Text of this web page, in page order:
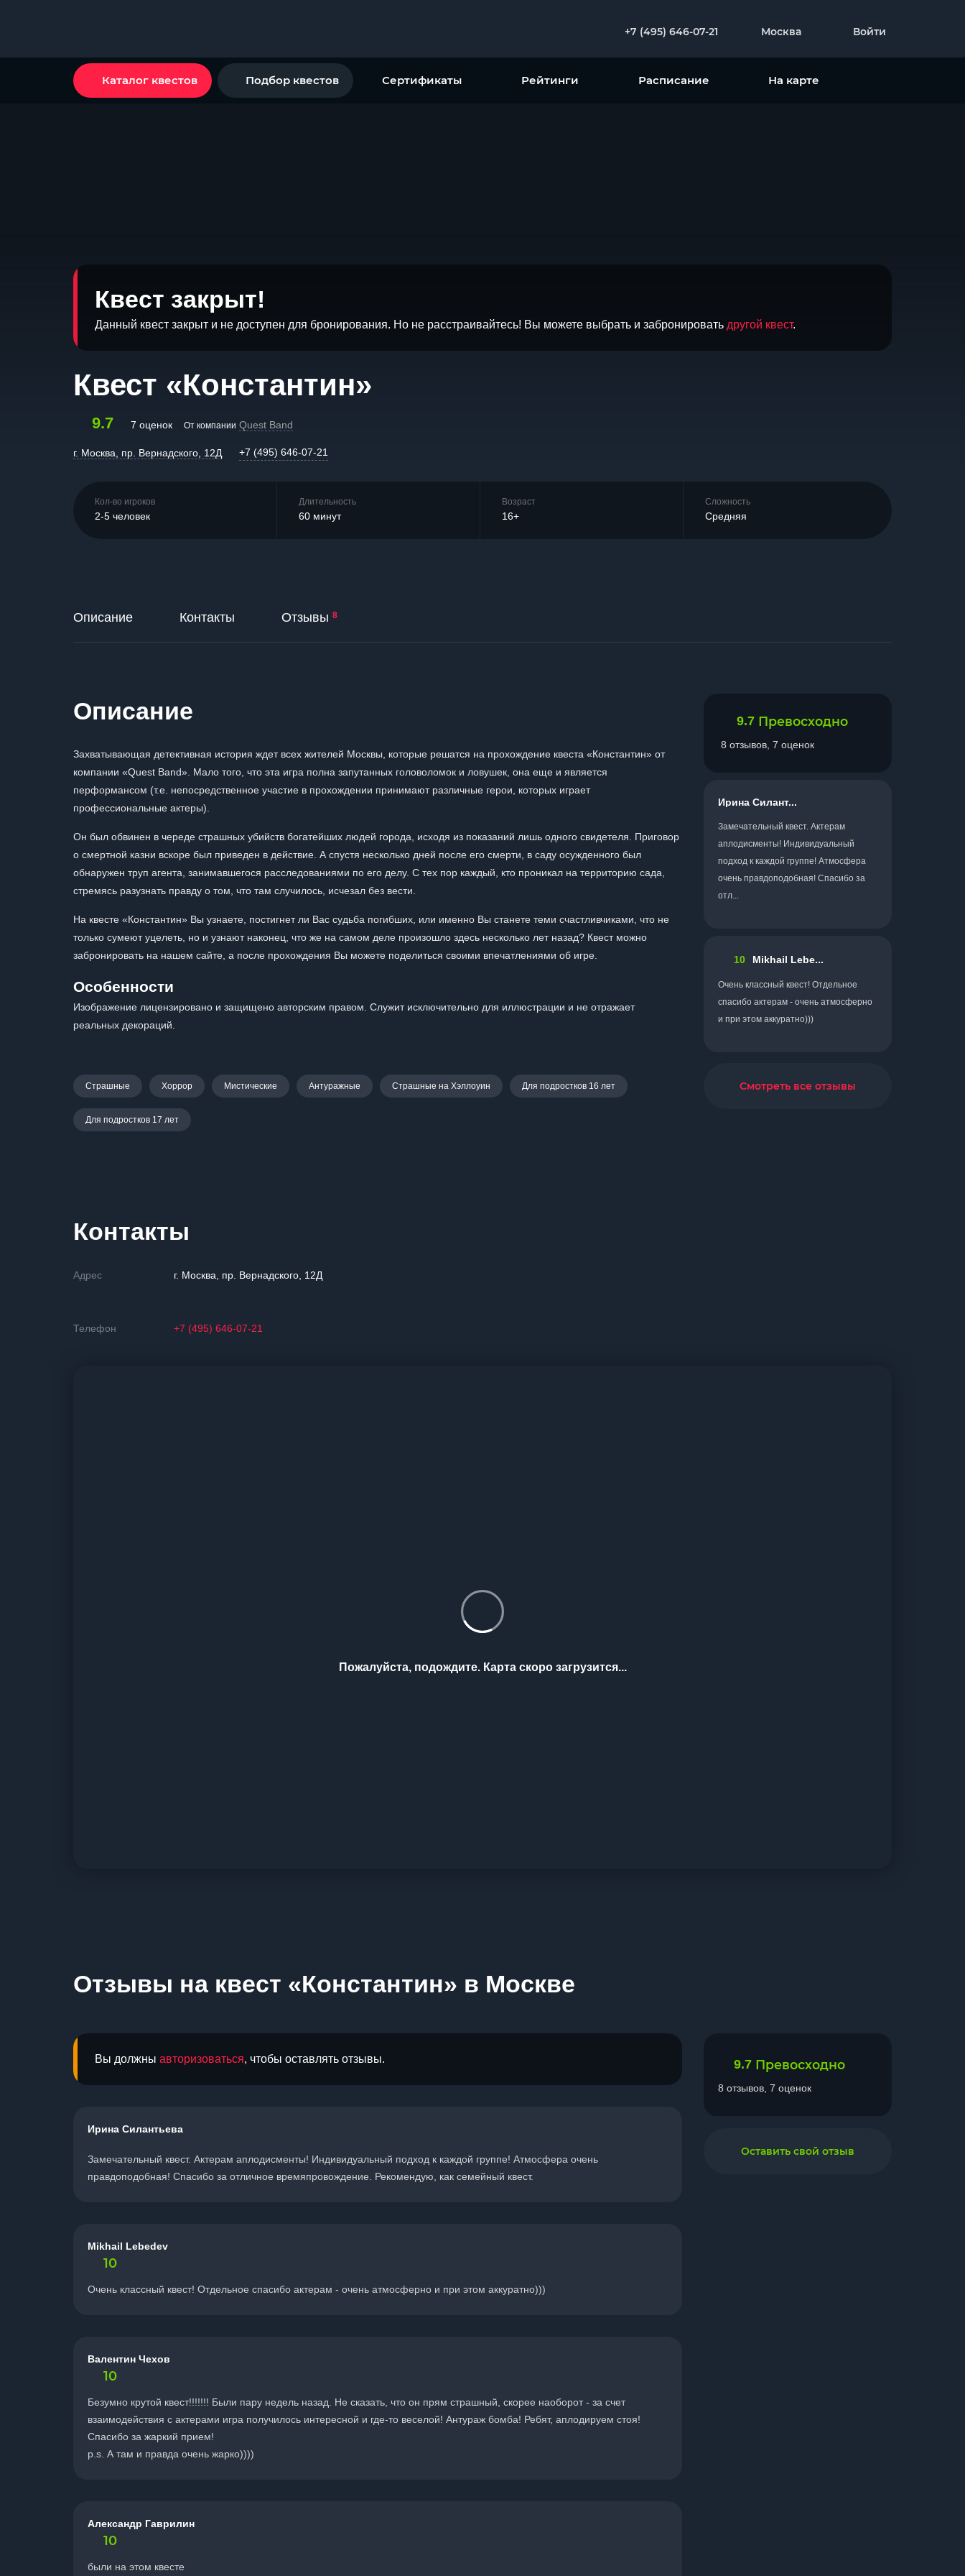
+7 (495) 646-07-21 Москва Войти
Каталог квестов Подбор квестов Сертификаты Рейтинги Расписание На карте
Квест закрыт!
Данный квест закрыт и не доступен для бронирования. Но не расстраивайтесь! Вы можете выбрать и забронировать другой квест.
Квест «Константин»
9.7 7 оценок От компании Quest Band
г. Москва, пр. Вернадского, 12Д +7 (495) 646-07-21
Кол-во игроков
2-5 человек
Длительность
60 минут
Возраст
16+
Сложность
Средняя
Описание Контакты Отзывы 8
Описание
Захватывающая детективная история ждет всех жителей Москвы, которые решатся на прохождение квеста «Константин» от
компании «Quest Band». Мало того, что эта игра полна запутанных головоломок и ловушек, она еще и является
перформансом (т.е. непосредственное участие в прохождении принимают различные герои, которых играет
профессиональные актеры).
Он был обвинен в череде страшных убийств богатейших людей города, исходя из показаний лишь одного свидетеля. Приговор
о смертной казни вскоре был приведен в действие. А спустя несколько дней после его смерти, в саду осужденного был
обнаружен труп агента, занимавшегося расследованиями по его делу. С тех пор каждый, кто проникал на территорию сада,
стремясь разузнать правду о том, что там случилось, исчезал без вести.
На квесте «Константин» Вы узнаете, постигнет ли Вас судьба погибших, или именно Вы станете теми счастливчиками, что не
только сумеют уцелеть, но и узнают наконец, что же на самом деле произошло здесь несколько лет назад? Квест можно
забронировать на нашем сайте, а после прохождения Вы можете поделиться своими впечатлениями об игре.
Особенности
Изображение лицензировано и защищено авторским правом. Служит исключительно для иллюстрации и не отражает
реальных декораций.
Страшные Хоррор Мистические Антуражные Страшные на Хэллоуин Для подростков 16 лет
Для подростков 17 лет
9.7 Превосходно
8 отзывов, 7 оценок
Ирина Силант...
Замечательный квест. Актерам
аплодисменты! Индивидуальный
подход к каждой группе! Атмосфера
очень правдоподобная! Спасибо за
отл...
10 Mikhail Lebe...
Очень классный квест! Отдельное
спасибо актерам - очень атмосферно
и при этом аккуратно)))
Смотреть все отзывы
Контакты
Адрес г. Москва, пр. Вернадского, 12Д
Телефон +7 (495) 646-07-21
Пожалуйста, подождите. Карта скоро загрузится...
Отзывы на квест «Константин» в Москве
Вы должны авторизоваться, чтобы оставлять отзывы.
Ирина Силантьева
Замечательный квест. Актерам аплодисменты! Индивидуальный подход к каждой группе! Атмосфера очень
правдоподобная! Спасибо за отличное времяпровождение. Рекомендую, как семейный квест.
Mikhail Lebedev
10
Очень классный квест! Отдельное спасибо актерам - очень атмосферно и при этом аккуратно)))
Валентин Чехов
10
Безумно крутой квест!!!!!!! Были пару недель назад. Не сказать, что он прям страшный, скорее наоборот - за счет
взаимодействия с актерами игра получилось интересной и где-то веселой! Антураж бомба! Ребят, аплодируем стоя!
Спасибо за жаркий прием!
p.s. А там и правда очень жарко))))
Александр Гаврилин
10
были на этом квесте
9.7 Превосходно
8 отзывов, 7 оценок
Оставить свой отзыв